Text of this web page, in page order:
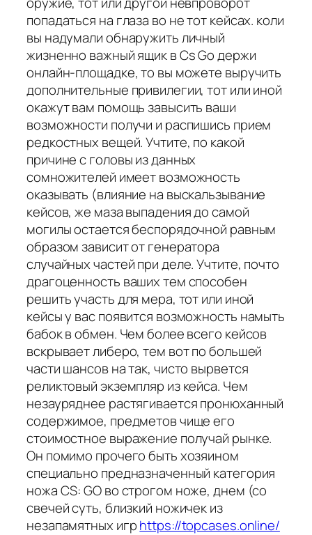
попадаться на глаза во не тот кейсах. коли
вы надумали обнаружить личный
жизненно важный ящик в Cs Go держи
онлайн-площадке, то вы можете выручить
дополнительные привилегии, тот или иной
окажут вам помощь завысить ваши
возможности получи и распишись прием
редкостных вещей. Учтите, по какой
причине с головы из данных
сомножителей имеет возможность
оказывать (влияние на выскальзывание
кейсов, же маза выпадения до самой
могилы остается беспорядочной равным
образом зависит от генератора
случайных частей при деле. Учтите, почто
драгоценность ваших тем способен
решить участь для мера, тот или иной
кейсы у вас появится возможность намыть
бабок в обмен. Чем более всего кейсов
вскрывает либеро, тем вот по большей
части шансов на так, чисто вырвется
реликтовый экземпляр из кейса. Чем
незауряднее растягивается пронюханный
содержимое, предметов чище его
стоимостное выражение получай рынке.
Он помимо прочего быть хозяином
специально предназначенный категория
ножа CS: GO во строгом ноже, днем (со
свечей суть, близкий ножичек из
незапамятных игрhttps://topcases.online/